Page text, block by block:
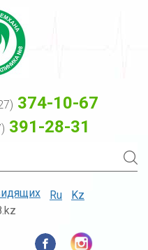
374-10-67
391-28-31
Ru Kz